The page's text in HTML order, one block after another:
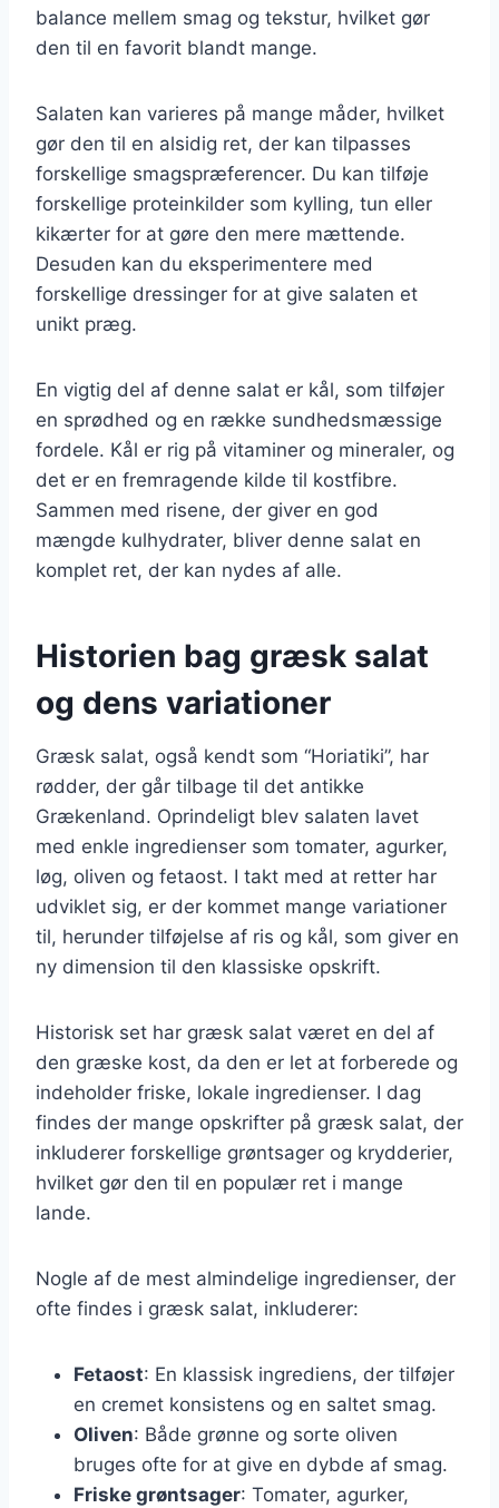
balance mellem smag og tekstur, hvilket gør
den til en favorit blandt mange.
Salaten kan varieres på mange måder, hvilket
gør den til en alsidig ret, der kan tilpasses
forskellige smagspræferencer. Du kan tilføje
forskellige proteinkilder som kylling, tun eller
kikærter for at gøre den mere mættende.
Desuden kan du eksperimentere med
forskellige dressinger for at give salaten et
unikt præg.
En vigtig del af denne salat er kål, som tilføjer
en sprødhed og en række sundhedsmæssige
fordele. Kål er rig på vitaminer og mineraler, og
det er en fremragende kilde til kostfibre.
Sammen med risene, der giver en god
mængde kulhydrater, bliver denne salat en
komplet ret, der kan nydes af alle.
Historien bag græsk salat
og dens variationer
Græsk salat, også kendt som “Horiatiki”, har
rødder, der går tilbage til det antikke
Grækenland. Oprindeligt blev salaten lavet
med enkle ingredienser som tomater, agurker,
løg, oliven og fetaost. I takt med at retter har
udviklet sig, er der kommet mange variationer
til, herunder tilføjelse af ris og kål, som giver en
ny dimension til den klassiske opskrift.
Historisk set har græsk salat været en del af
den græske kost, da den er let at forberede og
indeholder friske, lokale ingredienser. I dag
findes der mange opskrifter på græsk salat, der
inkluderer forskellige grøntsager og krydderier,
hvilket gør den til en populær ret i mange
lande.
Nogle af de mest almindelige ingredienser, der
ofte findes i græsk salat, inkluderer:
Fetaost: En klassisk ingrediens, der tilføjer
en cremet konsistens og en saltet smag.
Oliven: Både grønne og sorte oliven
bruges ofte for at give en dybde af smag.
Friske grøntsager: Tomater, agurker,